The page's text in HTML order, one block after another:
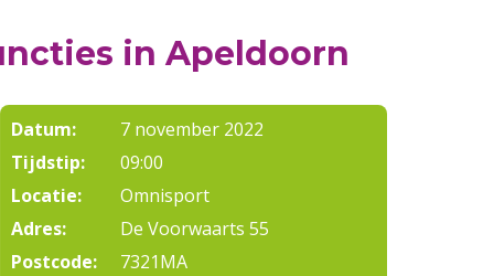
in Apeldoorn
Datum:
7 november 2022
Tijdstip:
09:00
Locatie:
Omnisport
Adres:
De Voorwaarts 55
Postcode:
7321MA